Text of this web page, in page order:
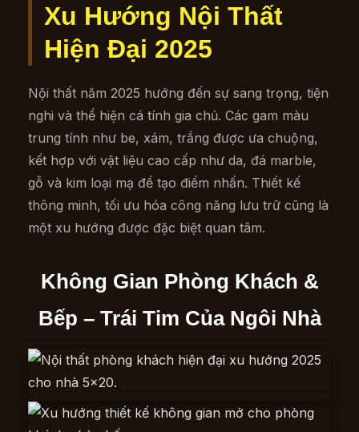
Xu Hướng Nội Thất
Hiện Đại 2025
Nội thất năm 2025 hướng đến sự sang trọng, tiện
nghi và thể hiện cá tính gia chủ. Các gam màu
trung tính như be, xám, trắng được ưa chuộng,
kết hợp với vật liệu cao cấp như da, đá marble,
gỗ và kim loại mạ để tạo điểm nhấn. Thiết kế
thông minh, tối ưu hóa công năng lưu trữ cũng là
một xu hướng được đặc biệt quan tâm.
Không Gian Phòng Khách &
Bếp – Trái Tim Của Ngôi Nhà